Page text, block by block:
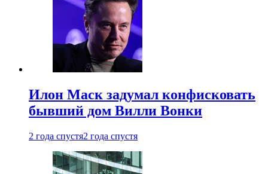
Илон Маск задумал конфисковать
бывший дом Вилли Вонки
2 года спустя2 года спустя